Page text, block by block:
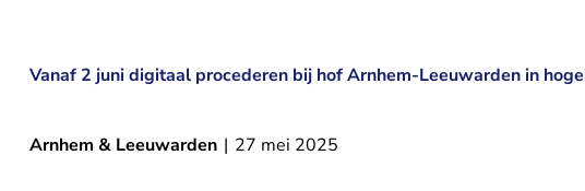
Vanaf 2 juni digitaal procederen bij hof Arnhem-Leeuwarden in
Arnhem & Leeuwarden | 27 mei 2025